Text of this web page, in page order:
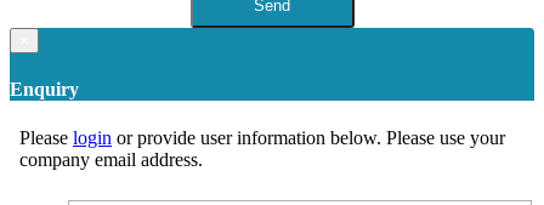
Enquiry
Please login or provide user information below. Please use your
company email address.